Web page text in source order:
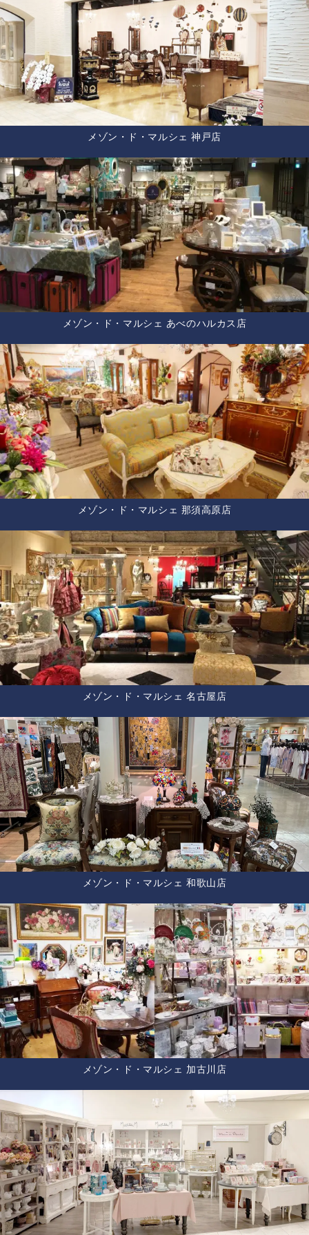
メゾン・ド・マルシェ 神戸店
メゾン・ド・マルシェ あべのハルカス店
メゾン・ド・マルシェ 那須高原店
メゾン・ド・マルシェ 名古屋店
メゾン・ド・マルシェ 和歌山店
メゾン・ド・マルシェ 加古川店